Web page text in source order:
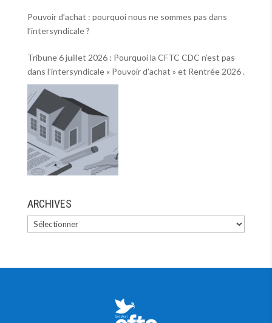
Pouvoir d’achat : pourquoi nous ne sommes pas dans
l’intersyndicale ?
Tribune 6 juillet 2026 : Pourquoi la CFTC CDC n’est pas
dans l’intersyndicale « Pouvoir d’achat » et Rentrée 2026 .
ARCHIVES